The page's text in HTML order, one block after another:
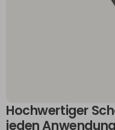
Hochwertiger
jeden